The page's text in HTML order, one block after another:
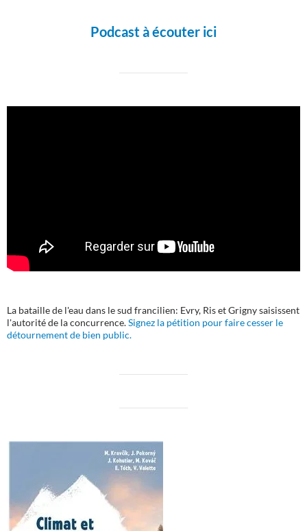
Podcast à écouter ici
La bataille de l'eau dans le sud francilien: Evry, Ris et Grigny saisissent
l'autorité de la concurrence.Signez la pétition pour faire cesser le
détournement de bien public.